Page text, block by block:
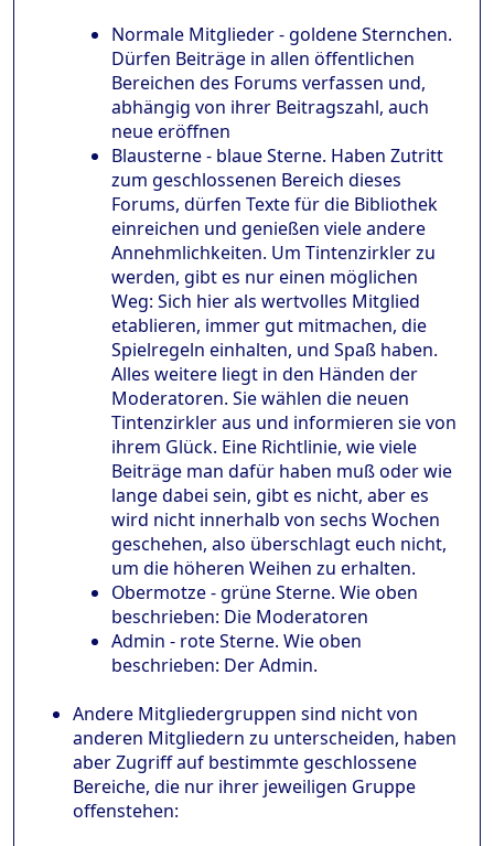
Normale Mitglieder - goldene Sternchen.
Dürfen Beiträge in allen öffentlichen
Bereichen des Forums verfassen und,
abhängig von ihrer Beitragszahl, auch
neue eröffnen
Blausterne - blaue Sterne. Haben Zutritt
zum geschlossenen Bereich dieses
Forums, dürfen Texte für die Bibliothek
einreichen und genießen viele andere
Annehmlichkeiten. Um Tintenzirkler zu
werden, gibt es nur einen möglichen
Weg: Sich hier als wertvolles Mitglied
etablieren, immer gut mitmachen, die
Spielregeln einhalten, und Spaß haben.
Alles weitere liegt in den Händen der
Moderatoren. Sie wählen die neuen
Tintenzirkler aus und informieren sie von
ihrem Glück. Eine Richtlinie, wie viele
Beiträge man dafür haben muß oder wie
lange dabei sein, gibt es nicht, aber es
wird nicht innerhalb von sechs Wochen
geschehen, also überschlagt euch nicht,
um die höheren Weihen zu erhalten.
Obermotze - grüne Sterne. Wie oben
beschrieben: Die Moderatoren
Admin - rote Sterne. Wie oben
beschrieben: Der Admin.
Andere Mitgliedergruppen sind nicht von
anderen Mitgliedern zu unterscheiden, haben
aber Zugriff auf bestimmte geschlossene
Bereiche, die nur ihrer jeweiligen Gruppe
offenstehen: